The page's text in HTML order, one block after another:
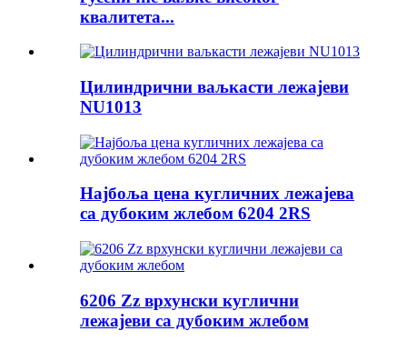
квалитета...
Цилиндрични ваљкасти лежајеви
NU1013
Најбоља цена кугличних лежајева
са дубоким жлебом 6204 2RS
6206 Zz врхунски куглични
лежајеви са дубоким жлебом